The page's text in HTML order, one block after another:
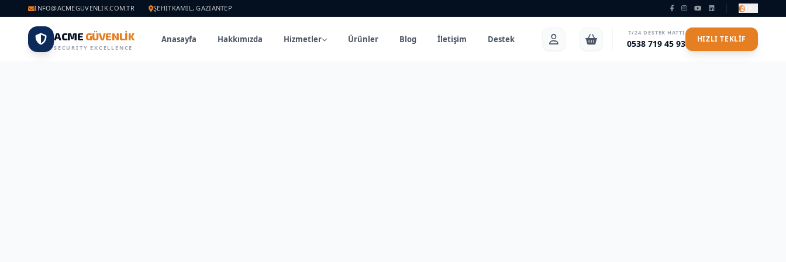
INFO@ACMEGUVENLIK.COM.TR ŞEHITKAMIL, GAZIANTEP
ACME GÜVENLİK
SECURITY EXCELLENCE
Anasayfa Hakkımızda Hizmetler Ürünler Blog İletişim Destek
7/24 DESTEK HATTI
0538 719 45 93 HIZLI TEKLIF